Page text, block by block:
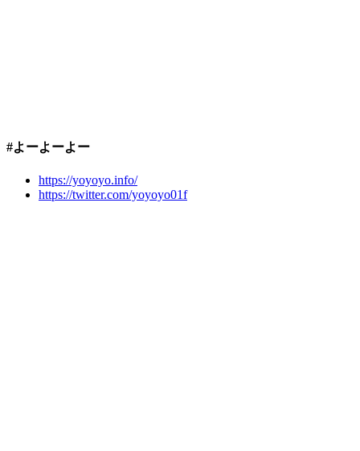
#よーよーよー
https://yoyoyo.info/
https://twitter.com/yoyoyo01f